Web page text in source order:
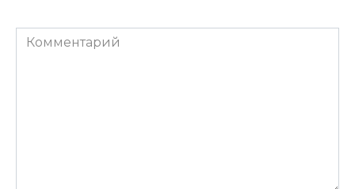
Комментарий